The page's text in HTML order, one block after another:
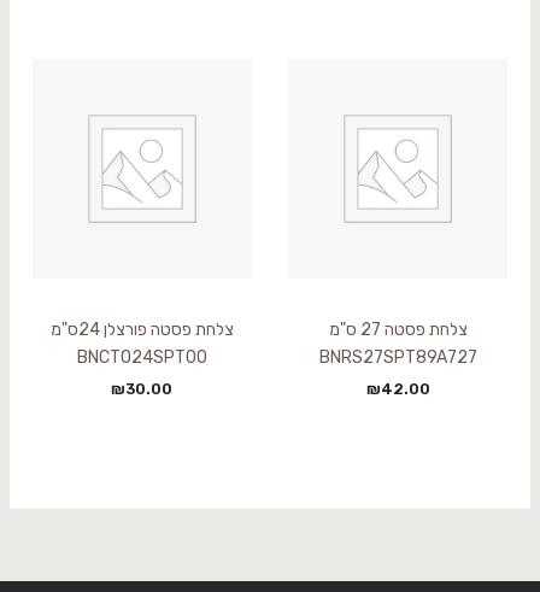
צלחת פסטה 27 ס"מ
BNRS27SPT89A727
₪42.00
צלחת פסטה פורצלן 24ס"מ
BNCTO24SPT00
₪30.00